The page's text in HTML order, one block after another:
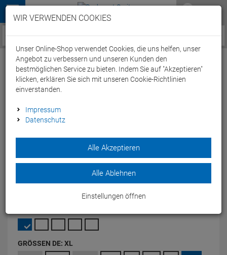
Menü
Service / Hilfe
Arena Team Line Unisex Trainingsjacke
004909 - XL black
Herstellernummer: 004909
Die arena Team Line Jacket Wärmejacke ist eine Thermojacke
GRÖSSEN DE: XL
WIR VERWENDEN COOKIES
Unser Online-Shop verwendet Cookies, die uns helfen, unser
Angebot zu verbessern und unseren Kunden den
bestmöglichen Service zu bieten. Indem Sie auf "Akzeptieren"
klicken, erklären Sie sich mit unseren Cookie-Richtlinien
einverstanden.
Impressum
Datenschutz
Alle Akzeptieren
Alle Ablehnen
Einstellungen öffnen